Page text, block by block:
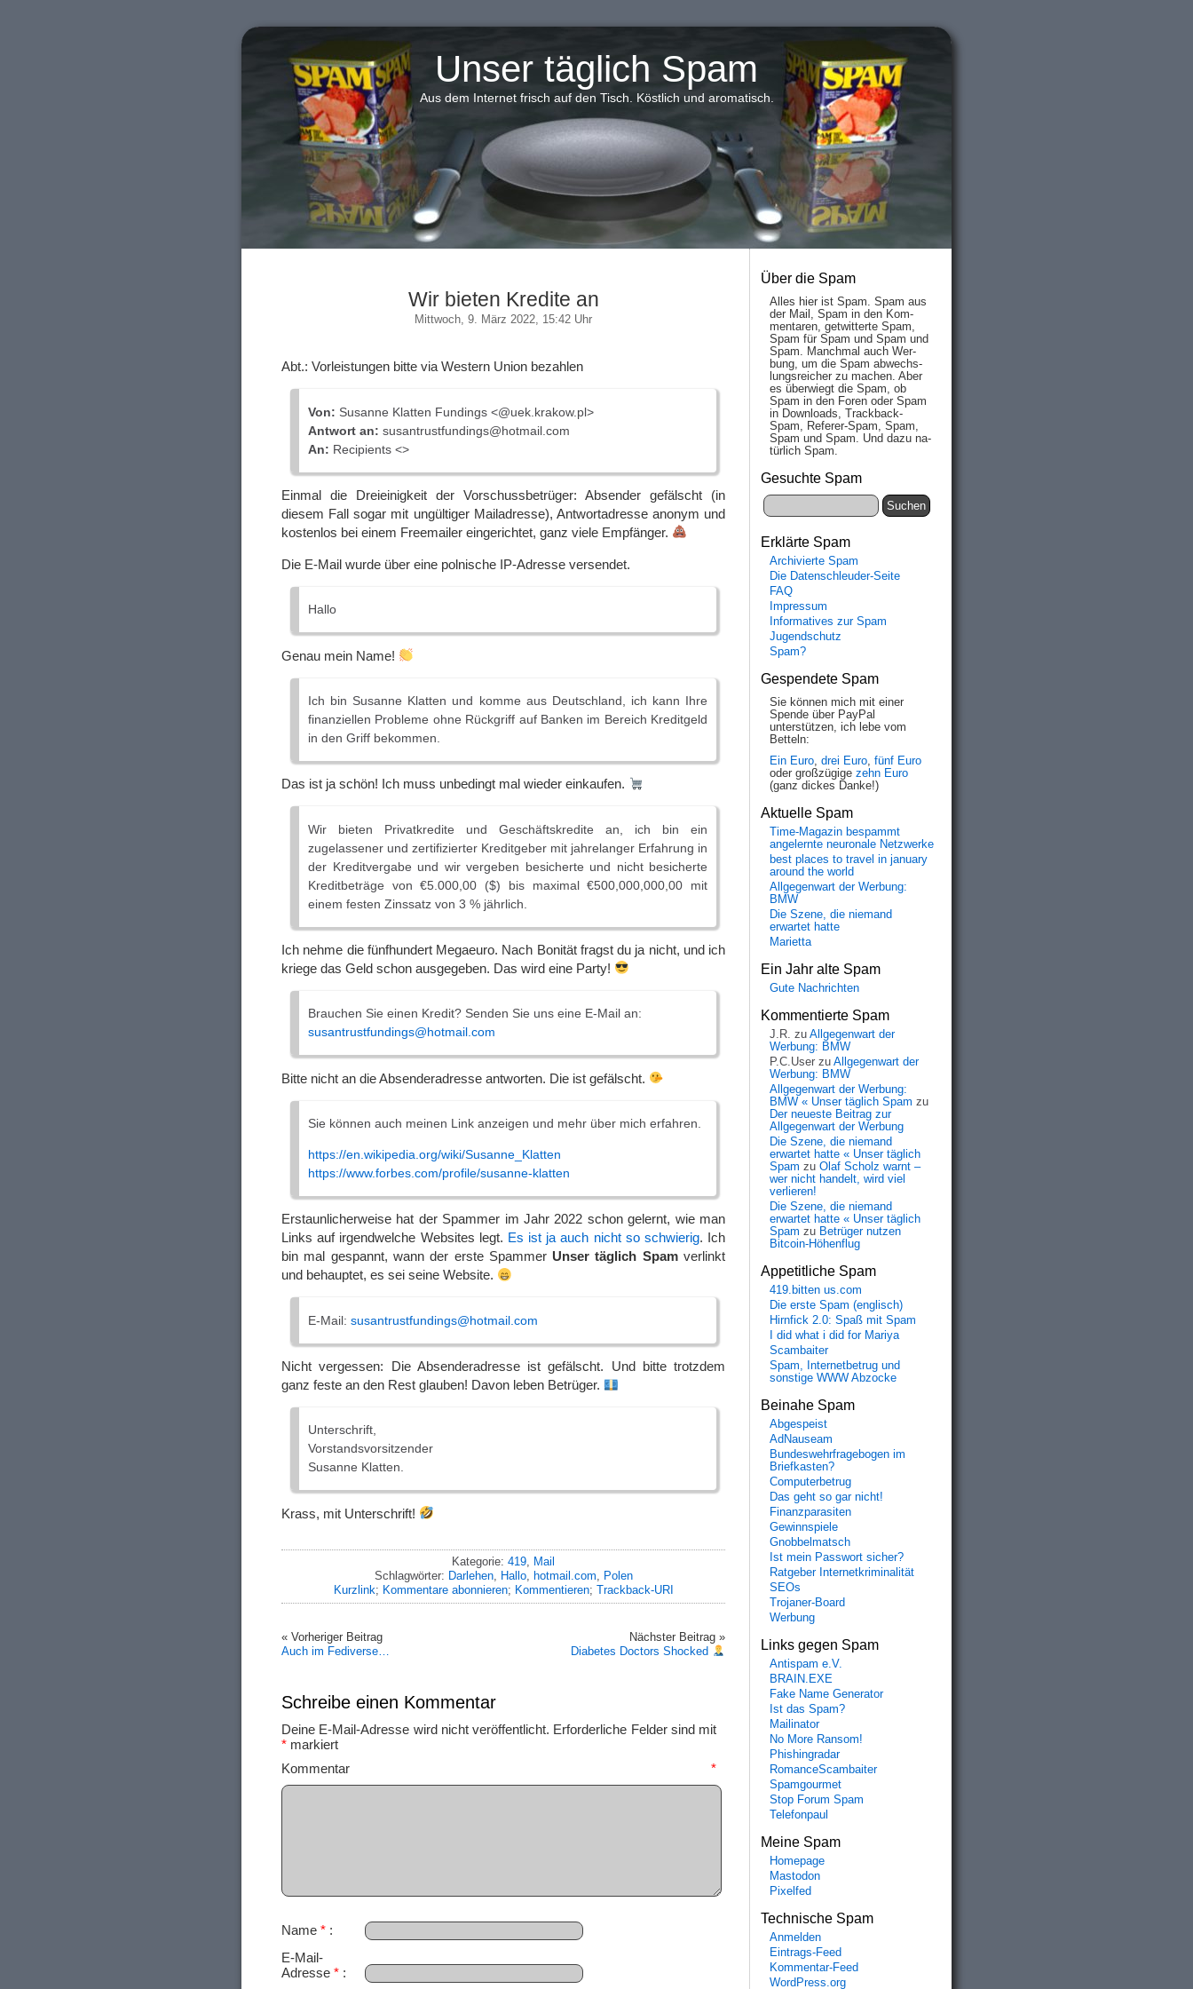
Unser täglich Spam
Aus dem Internet frisch auf den Tisch. Köstlich und aromatisch.
Wir bieten Kredite an
Mittwoch, 9. März 2022, 15:42 Uhr
Abt.: Vorleistungen bitte via Western Union bezahlen
Von: Susanne Klatten Fundings <@uek.krakow.pl>
Antwort an: susantrustfundings@hotmail.com
An: Recipients <>
Einmal die Dreieinigkeit der Vorschussbetrüger: Absender gefälscht (in
diesem Fall sogar mit ungültiger Mailadresse), Antwortadresse anonym und
kostenlos bei einem Freemailer eingerichtet, ganz viele Empfänger.
Die E-Mail wurde über eine polnische IP-Adresse versendet.
Hallo
Genau mein Name!
Ich bin Susanne Klatten und komme aus Deutschland, ich kann Ihre
finanziellen Probleme ohne Rückgriff auf Banken im Bereich Kreditgeld
in den Griff bekommen.
Das ist ja schön! Ich muss unbedingt mal wieder einkaufen.
Wir bieten Privatkredite und Geschäftskredite an, ich bin ein
zugelassener und zertifizierter Kreditgeber mit jahrelanger Erfahrung in
der Kreditvergabe und wir vergeben besicherte und nicht besicherte
Kreditbeträge von €5.000,00 ($) bis maximal €500,000,000,00 mit
einem festen Zinssatz von 3 % jährlich.
Ich nehme die fünfhundert Megaeuro. Nach Bonität fragst du ja nicht, und ich
kriege das Geld schon ausgegeben. Das wird eine Party!
Brauchen Sie einen Kredit? Senden Sie uns eine E-Mail an:
susantrustfundings@hotmail.com
Bitte nicht an die Absenderadresse antworten. Die ist gefälscht.
Sie können auch meinen Link anzeigen und mehr über mich erfahren.
https://en.wikipedia.org/wiki/Susanne_Klatten
https://www.forbes.com/profile/susanne-klatten
Erstaunlicherweise hat der Spammer im Jahr 2022 schon gelernt, wie man
Links auf irgendwelche Websites legt. Es ist ja auch nicht so schwierig. Ich
bin mal gespannt, wann der erste Spammer Unser täglich Spamverlinkt
und behauptet, es sei seine Website.
E-Mail: susantrustfundings@hotmail.com
Nicht vergessen: Die Absenderadresse ist gefälscht. Und bitte trotzdem
ganz feste an den Rest glauben! Davon leben Betrüger.
Unterschrift,
Vorstandsvorsitzender
Susanne Klatten.
Krass, mit Unterschrift!
Kategorie: 419 Mail
Schlagwörter: Darlehen, Hallo, hotmail.com
Polen
Kurzlink; Kommentare abonnieren; Kommentieren; Trackback-URI
« Vorheriger Beitrag
Auch im Fediverse…
Nächster Beitrag »
Diabetes Doctors Shocked
Schreibe einen Kommentar
Deine E-Mail-Adresse wird nicht veröffentlicht. Erforderliche Felder sind mit
* markiert
Kommentar *
Name *
E-Mail-
Adresse *
Über die Spam
Alles hier ist Spam. Spam aus
der Mail, Spam in den Kom­
men­taren, ge­twit­ter­te Spam,
Spam für Spam und Spam und
Spam. Manch­mal auch Wer­
bung, um die Spam ab­wechs­
lungs­reich­er zu mach­en. Aber
es über­wiegt die Spam, ob
Spam in den Fo­ren oder Spam
in Down­loads, Track­back-
Spam, Re­fe­rer-Spam, Spam,
Spam und Spam. Und da­zu na­
tür­lich Spam.
Gesuchte Spam
Erklärte Spam
Archivierte Spam
Die Datenschleuder-Seite
FAQ
Impressum
Informatives zur Spam
Jugendschutz
Spam?
Gespendete Spam
Sie können mich mit einer
Spende über PayPal
unterstützen, ich lebe vom
Betteln:
Ein Euro, drei Euro, fünf Euro
oder großzügige zehn Euro
(ganz dickes Danke!)
Aktuelle Spam
Time-Magazin bespammt
angelernte neuronale Netzwerke
best places to travel in january
around the world
Allgegenwart der Werbung:
BMW
Die Szene, die niemand
erwartet hatte
Marietta
Ein Jahr alte Spam
Gute Nachrichten
Kommentierte Spam
J.R. zu Allgegenwart der
Werbung: BMW
P.C.User zu Allgegenwart der
Werbung: BMW
Allgegenwart der Werbung:
BMW « Unser täglich Spam zu
Der neueste Beitrag zur
Allgegenwart der Werbung
Die Szene, die niemand
erwartet hatte « Unser täglich
Spam zu Olaf Scholz warnt –
wer nicht handelt, wird viel
verlieren!
Die Szene, die niemand
erwartet hatte « Unser täglich
Spam zu Betrüger nutzen
Bitcoin-Höhenflug
Appetitliche Spam
419.bitten us.com
Die erste Spam (englisch)
Hirnfick 2.0: Spaß mit Spam
I did what i did for Mariya
Scambaiter
Spam, Internetbetrug und
sonstige WWW Abzocke
Beinahe Spam
Abgespeist
AdNauseam
Bundeswehrfragebogen im
Briefkasten?
Computerbetrug
Das geht so gar nicht!
Finanzparasiten
Gewinnspiele
Gnobbelmatsch
Ist mein Passwort sicher?
Ratgeber Internetkriminalität
SEOs
Trojaner-Board
Werbung
Links gegen Spam
Antispam e.V.
BRAIN.EXE
Fake Name Generator
Ist das Spam?
Mailinator
No More Ransom!
Phishingradar
RomanceScambaiter
Spamgourmet
Stop Forum Spam
Telefonpaul
Meine Spam
Homepage
Mastodon
Pixelfed
Technische Spam
Anmelden
Eintrags-Feed
Kommentar-Feed
WordPress.org